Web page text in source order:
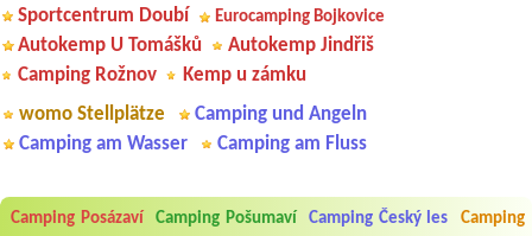
Sportcentrum Doubí
Eurocamping Bojkovice
Autokemp U Tomášků
Autokemp Jindřiš
Camping Rožnov
Kemp u zámku
womo Stellplätze
Camping und Angeln
Camping am Wasser
Camping am Fluss
Camping Posázaví Camping Pošumaví Camping Český les Camping
Aneta Melicharová ***